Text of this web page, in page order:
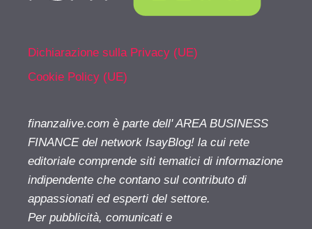
Dichiarazione sulla Privacy (UE)
Cookie Policy (UE)
finanzalive.com è parte dell' AREA BUSINESS
FINANCE del network IsayBlog! la cui rete
editoriale comprende siti tematici di informazione
indipendente che contano sul contributo di
appassionati ed esperti del settore.
Per pubblicità, comunicati e